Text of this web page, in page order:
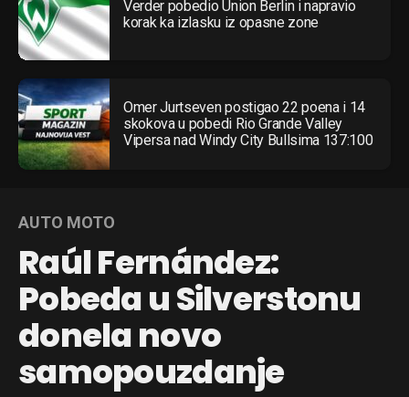
Verder pobedio Union Berlin i napravio
korak ka izlasku iz opasne zone
Omer Jurtseven postigao 22 poena i 14
skokova u pobedi Rio Grande Valley
Vipersa nad Windy City Bullsima 137:100
AUTO MOTO
Raúl Fernández:
Pobeda u Silverstonu
donela novo
samopouzdanje